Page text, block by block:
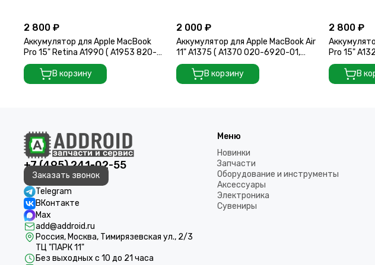
2 800 ₽
Аккумулятор для Apple MacBook
Pro 15" Retina A1990 ( A1953 820-
01095 ) Mid 2018
В корзину
2 000 ₽
Аккумулятор для Apple MacBook Air
11" A1375 ( A1370 020-6920-01,
020-6921-B ) Late 2010
В корзину
2 800 ₽
Pro 15"
020-6766-
В
+7 (495) 241-02-55
Заказать звонок
Telegram
ВКонтакте
Max
add@addroid.ru
Россия, Москва, Тимирязевская ул., 2/3
ТЦ "ПАРК 11"
Без выходных с 10 до 21 часа
Меню
Новинки
Запчасти
Оборудование и инструменты
Аксессуары
Электроника
Сувениры